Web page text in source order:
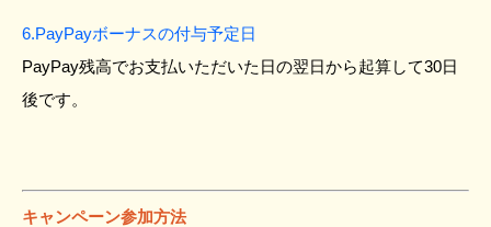
6.PayPayボーナスの付与予定日
PayPay残高でお支払いただいた日の翌日から起算して30日
後です。
キャンペーン参加方法